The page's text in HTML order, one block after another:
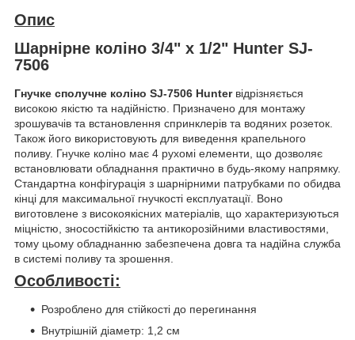
Опис
Шарнірне коліно 3/4" х 1/2" Hunter SJ-
7506
Гнучке сполучне коліно SJ-7506 Hunter відрізняється
високою якістю та надійністю. Призначено для монтажу
зрошувачів та встановлення спринклерів та водяних розеток.
Також його використовують для виведення крапельного
поливу. Гнучке коліно має 4 рухомі елементи, що дозволяє
встановлювати обладнання практично в будь-якому напрямку.
Стандартна конфігурація з шарнірними патрубками по обидва
кінці для максимальної гнучкості експлуатації. Воно
виготовлене з високоякісних матеріалів, що характеризуються
міцністю, зносостійкістю та антикорозійними властивостями,
тому цьому обладнанню забезпечена довга та надійна служба
в системі поливу та зрошення.
Особливості:
Розроблено для стійкості до перегинання
Внутрішній діаметр: 1,2 см